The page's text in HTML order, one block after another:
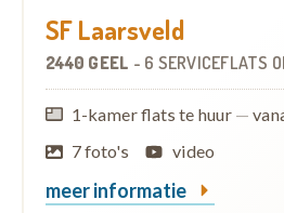
SF Laarsveld
2440 GEEL - 6 SERVICEFLATS
1-kamer flats te huur —
7 foto's video
meer informatie